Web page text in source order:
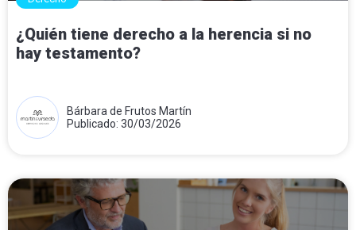
¿Quién tiene derecho a la herencia si no
hay testamento?
Bárbara de Frutos Martín
Publicado: 30/03/2026